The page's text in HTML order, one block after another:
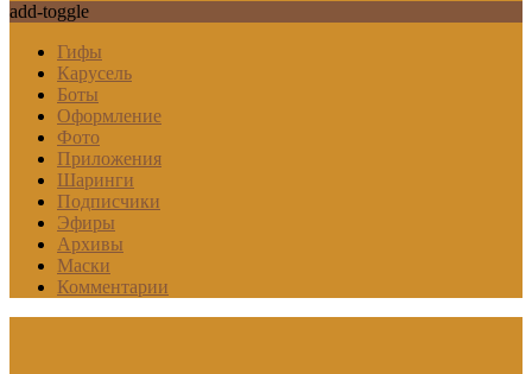
add-toggle
Гифы
Карусель
Боты
Оформление
Фото
Приложения
Шаринги
Подписчики
Эфиры
Архивы
Маски
Комментарии